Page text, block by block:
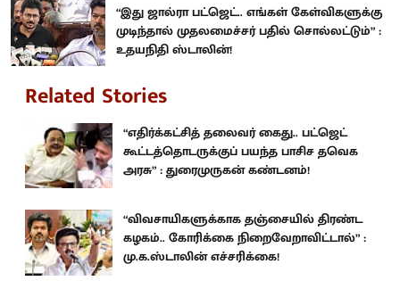
“இது ஜால்ரா பட்ஜெட்.. எங்கள் கேள்விகளுக்கு
முடிந்தால் முதலமைச்சர் பதில் சொல்லட்டும்” :
உதயநிதி ஸ்டாலின்!
Related Stories
“எதிர்க்கட்சித் தலைவர் கைது.. பட்ஜெட்
கூட்டத்தொடருக்குப் பயந்த பாசிச தவெக
அரசு” : துரைமுருகன் கண்டனம்!
“விவசாயிகளுக்காக தஞ்சையில் திரண்ட
கழகம்.. கோரிக்கை நிறைவேறாவிட்டால்” :
மு.க.ஸ்டாலின் எச்சரிக்கை!